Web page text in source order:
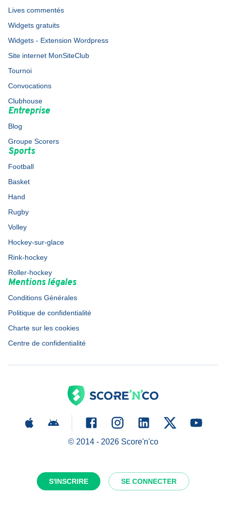
S'INSCRIRE SE CONNECTER
Lives commentés
Widgets gratuits
Widgets - Extension Wordpress
Site internet MonSiteClub
Tournoi
Convocations
Clubhouse
Entreprise
Blog
Groupe Scorers
Sports
Football
Basket
Hand
Rugby
Volley
Hockey-sur-glace
Rink-hockey
Roller-hockey
Mentions légales
Conditions Générales
Politique de confidentialité
Charte sur les cookies
Centre de confidentialité
© 2014 - 2026Score'n'co